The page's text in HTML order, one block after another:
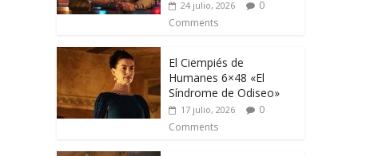
24 julio, 2026
0
Comments
El Ciempiés de
Humanes 6×48 «El
Síndrome de Odiseo»
17 julio, 2026
0
Comments